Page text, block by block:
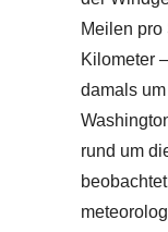
Meilen pro
Kilometer
damals
rund um